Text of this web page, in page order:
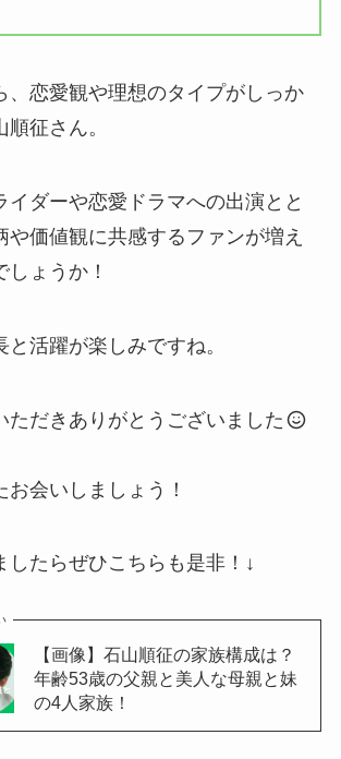
、恋愛観や理想のタイプがしっか
征さん。
イダーや恋愛ドラマへの出演とと
や価値観に共感するファンが増え
しょうか！
と活躍が楽しみですね。
ただきありがとうございました
お会いしましょう！
したらぜひこちらも是非！↓
【画像】石山順征の家族構成は？
年齢53歳の父親と美人な母親と妹
の4人家族！